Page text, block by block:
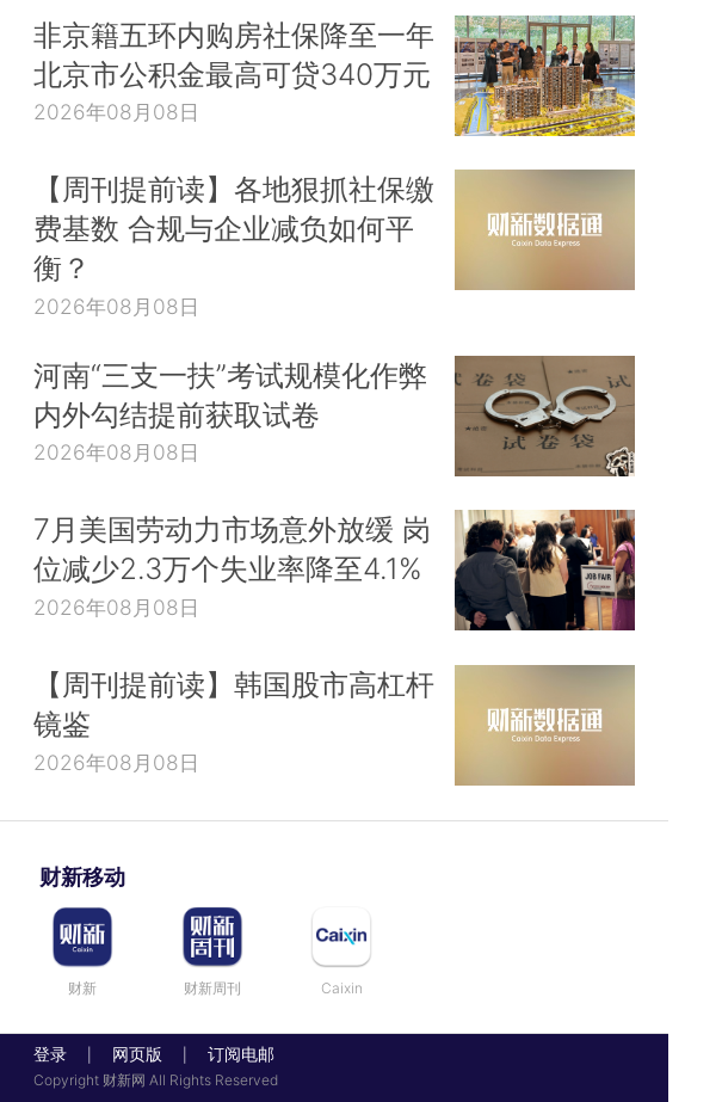
非京籍五环内购房社保降至一年
北京市公积金最高可贷340万元
2026年08月08日
【周刊提前读】各地狠抓社保缴
费基数 合规与企业减负如何平
衡？
2026年08月08日
河南“三支一扶”考试规模化作弊
内外勾结提前获取试卷
2026年08月08日
7月美国劳动力市场意外放缓 岗
位减少2.3万个失业率降至4.1%
2026年08月08日
【周刊提前读】韩国股市高杠杆
镜鉴
2026年08月08日
财新移动
财新 财新周刊 Caixin
登录 网页版 订阅电邮
Copyright 财新网 All Rights Reserved